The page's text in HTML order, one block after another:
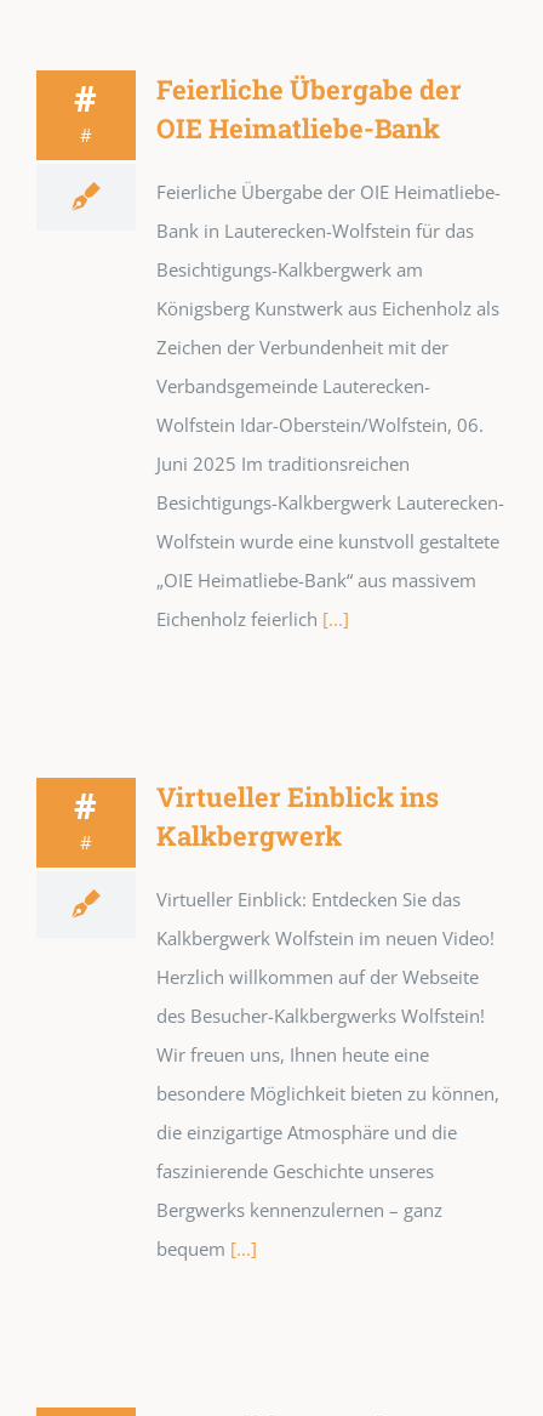
#
#
Feierliche Übergabe der
OIE Heimatliebe-Bank
Feierliche Übergabe der OIE Heimatliebe-
Bank in Lauterecken-Wolfstein für das
Besichtigungs-Kalkbergwerk am
Königsberg Kunstwerk aus Eichenholz als
Zeichen der Verbundenheit mit der
Verbandsgemeinde Lauterecken-
Wolfstein Idar-Oberstein/Wolfstein, 06.
Juni 2025 Im traditionsreichen
Besichtigungs-Kalkbergwerk Lauterecken-
Wolfstein wurde eine kunstvoll gestaltete
„OIE Heimatliebe-Bank“ aus massivem
Eichenholz feierlich [...]
#
#
Virtueller Einblick ins
Kalkbergwerk
Virtueller Einblick: Entdecken Sie das
Kalkbergwerk Wolfstein im neuen Video!
Herzlich willkommen auf der Webseite
des Besucher-Kalkbergwerks Wolfstein!
Wir freuen uns, Ihnen heute eine
besondere Möglichkeit bieten zu können,
die einzigartige Atmosphäre und die
faszinierende Geschichte unseres
Bergwerks kennenzulernen – ganz
bequem [...]